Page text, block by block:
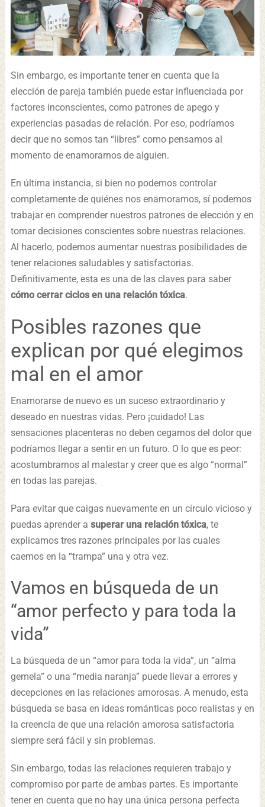
Sin embargo, es importante tener en cuenta que la
elección de pareja también puede estar influenciada por
factores inconscientes, como patrones de apego y
experiencias pasadas de relación. Por eso, podríamos
decir que no somos tan “libres” como pensamos al
momento de enamorarnos de alguien.
En última instancia, si bien no podemos controlar
completamente de quiénes nos enamoramos, sí podemos
trabajar en comprender nuestros patrones de elección y en
tomar decisiones conscientes sobre nuestras relaciones.
Al hacerlo, podemos aumentar nuestras posibilidades de
tener relaciones saludables y satisfactorias.
Definitivamente, esta es una de las claves para saber
cómo cerrar ciclos en una relación tóxica.
Posibles razones que
explican por qué elegimos
mal en el amor
Enamorarse de nuevo es un suceso extraordinario y
deseado en nuestras vidas. Pero ¡cuidado! Las
sensaciones placenteras no deben cegarnos del dolor que
podríamos llegar a sentir en un futuro. O lo que es peor:
acostumbrarnos al malestar y creer que es algo “normal”
en todas las parejas.
Para evitar que caigas nuevamente en un círculo vicioso y
puedas aprender a superar una relación tóxica, te
explicamos tres razones principales por las cuales
caemos en la “trampa” una y otra vez.
Vamos en búsqueda de un
“amor perfecto y para toda la
vida”
La búsqueda de un “amor para toda la vida”, un “alma
gemela” o una “media naranja” puede llevar a errores y
decepciones en las relaciones amorosas. A menudo, esta
búsqueda se basa en ideas románticas poco realistas y en
la creencia de que una relación amorosa satisfactoria
siempre será fácil y sin problemas.
Sin embargo, todas las relaciones requieren trabajo y
compromiso por parte de ambas partes. Es importante
tener en cuenta que no hay una única persona perfecta